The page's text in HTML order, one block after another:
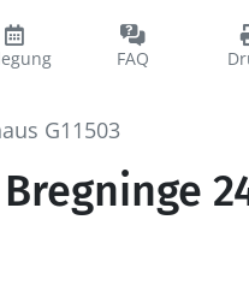
FAQ
G11503